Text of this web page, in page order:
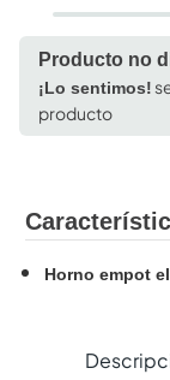
aceite
carne
Producto no
¡Lo sentimos!
producto
Horno empot